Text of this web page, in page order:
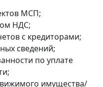
МСП;
НДС;
с кредиторами;
сведений;
по уплате
имущества/